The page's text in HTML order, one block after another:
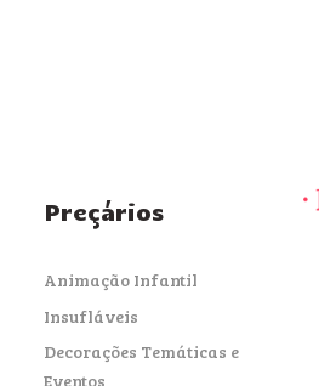
Preçários
Animação Infantil
Insufláveis
Decorações Temáticas e
Eventos